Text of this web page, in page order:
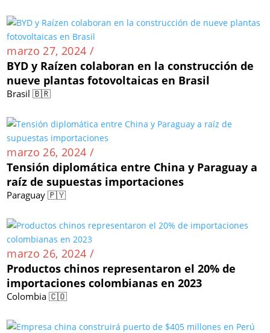
marzo 27, 2024 /
BYD y Raízen colaboran en la construcción de
nueve plantas fotovoltaicas en Brasil
Brasil 🇧🇷
marzo 26, 2024 /
Tensión diplomática entre China y Paraguay a
raíz de supuestas importaciones
Paraguay 🇵🇾
marzo 26, 2024 /
Productos chinos representaron el 20% de
importaciones colombianas en 2023
Colombia 🇨🇴